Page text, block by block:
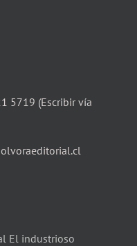
5719 (Escribir vía
El industrioso